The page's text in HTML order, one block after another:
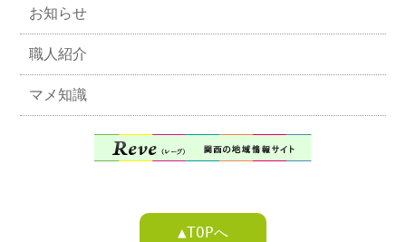
お知らせ
職人紹介
マメ知識
▲TOPへ